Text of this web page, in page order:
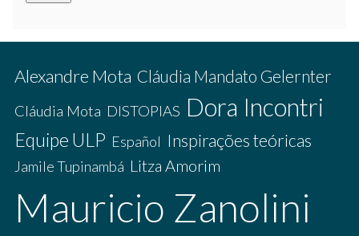
Alexandre Mota Cláudia Mandato Gelernter
Cláudia Mota DISTOPIAS Dora Incontri
Equipe ULP Español Inspirações teóricas
Jamile Tupinambá Litza Amorim
Mauricio Zanolini